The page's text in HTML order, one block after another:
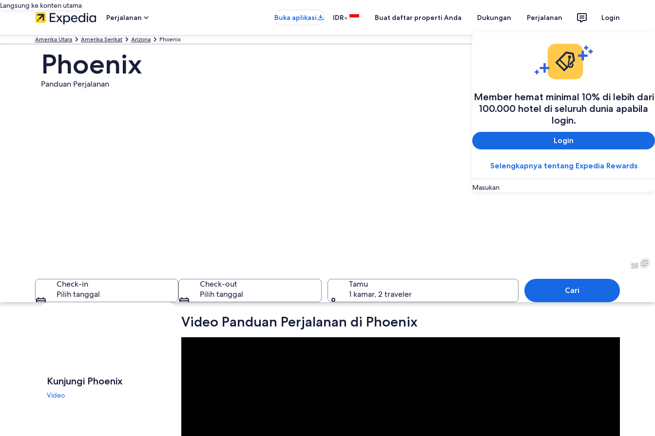
Langsung ke konten utama
Perjalanan
Buka aplikasi IDR• Buat daftar properti Anda Dukungan Perjalanan Login
Member hemat minimal 10% di lebih dari
100.000 hotel di seluruh dunia apabila
login.
Login
Selengkapnya tentang Expedia Rewards
Masukan
Amerika Utara Amerika Serikat Arizona Phoenix
Phoenix
Panduan Perjalanan
Phoenix
25
Check-in
Pilih tanggal
Check-out
Pilih tanggal
Tamu
1 kamar, 2 traveler
Cari
Jelajahi peta
Kunjungi Phoenix
Video
Video Panduan Perjalanan di Phoenix